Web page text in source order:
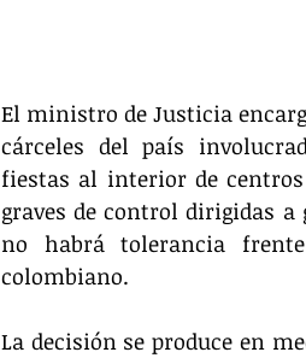
El ministro de Justicia
cárceles del país
fiestas al interior de
graves de control dirigidas
no habrá tolerancia
colombiano.
La decisión se produce en